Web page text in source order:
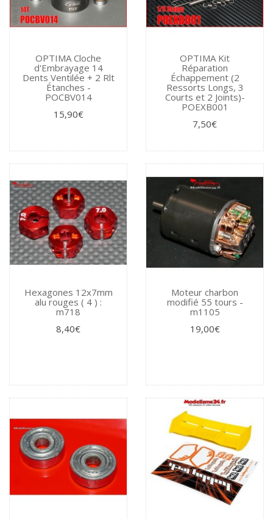
OPTIMA Cloche
d'Embrayage 14
Dents Ventilée + 2 Rlt
Étanches -
POCBV014
15,90€
OPTIMA Kit
Réparation
Échappement (2
Ressorts Longs, 3
Courts et 2 Joints)-
POEXB001
7,50€
Hexagones 12x7mm
alu rouges ( 4 ) :
m718
8,40€
Moteur charbon
modifié 55 tours -
m1105
19,00€